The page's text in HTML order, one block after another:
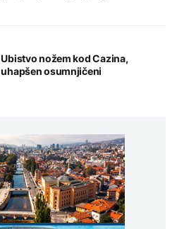
Ubistvo nožem kod Cazina,
uhapšen osumnjičeni